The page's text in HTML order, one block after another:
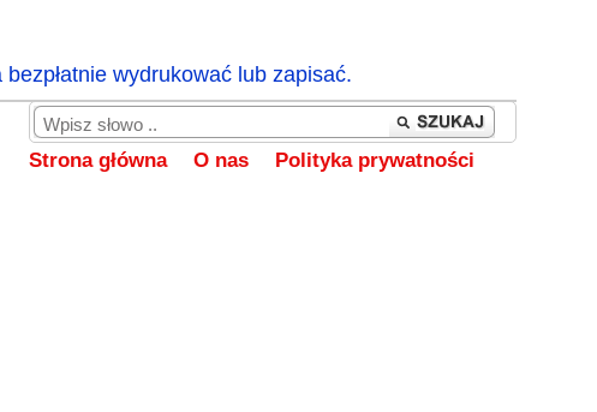
wydrukować lub zapisać.
Strona główna O nas Polityka prywatności